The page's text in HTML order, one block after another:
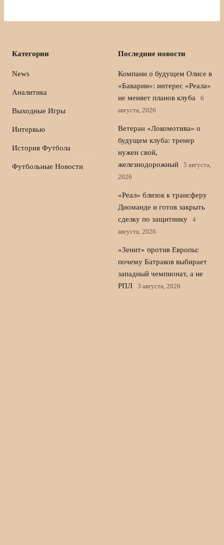
Категории
News
Аналитика
Выходные Игры
Интервью
История Футбола
Футбольные Новости
Последние новости
Компани о будущем Олисе в
«Баварии»: интерес «Реала»
не меняет планов клуба
6
августа, 2026
Ветеран «Локомотива» о
будущем клуба: тренер
нужен свой,
железнодорожный
5 августа,
2026
«Реал» близок к трансферу
Диоманде и готов закрыть
сделку по защитнику
4
августа, 2026
«Зенит» против Европы:
почему Батраков выбирает
западный чемпионат, а не
РПЛ
3 августа, 2026